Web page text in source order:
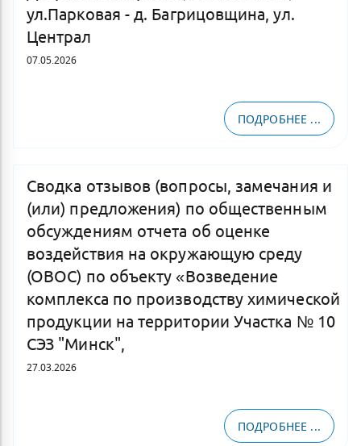
ул.Парковая - д. Багрицовщина, ул.
Централ
07.05.2026
ПОДРОБНЕЕ ...
Сводка отзывов (вопросы, замечания и
(или) предложения) по общественным
обсуждениям отчета об оценке
воздействия на окружающую среду
(ОВОС) по объекту «Возведение
комплекса по производству химической
продукции на территории Участка № 10
СЭЗ "Минск",
27.03.2026
ПОДРОБНЕЕ ...